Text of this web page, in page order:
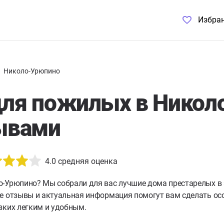
Николо-Урюпино
пожилых в
4.0 средняя оценка
Урюпино? Мы собрали для вас лучшие дома престарелых
отзывы и актуальная информация помогут вам сделать
легким и удобным.